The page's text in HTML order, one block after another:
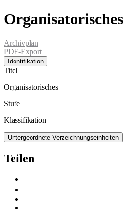
Organisatorisches
Archivplan
PDF-Export
Identifikation
Titel
Organisatorisches
Stufe
Klassifikation
Untergeordnete Verzeichnungseinheiten
Teilen